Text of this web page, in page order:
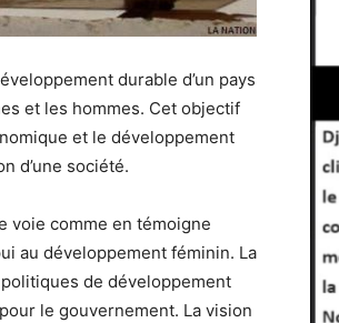
durable d’un pays
et les hommes. Cet objectif
et le développement
d’une société.
voie comme en témoigne
au développement féminin. La
de développement
le gouvernement. La vision